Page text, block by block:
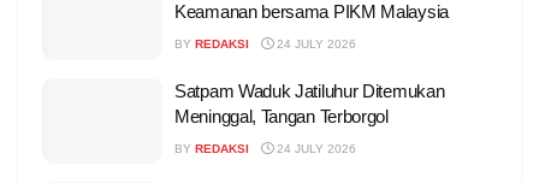
Keamanan bersama PIKM Malaysia
BY REDAKSI 24 JULY 2026
Satpam Waduk Jatiluhur Ditemukan
Meninggal, Tangan Terborgol
BY REDAKSI 24 JULY 2026